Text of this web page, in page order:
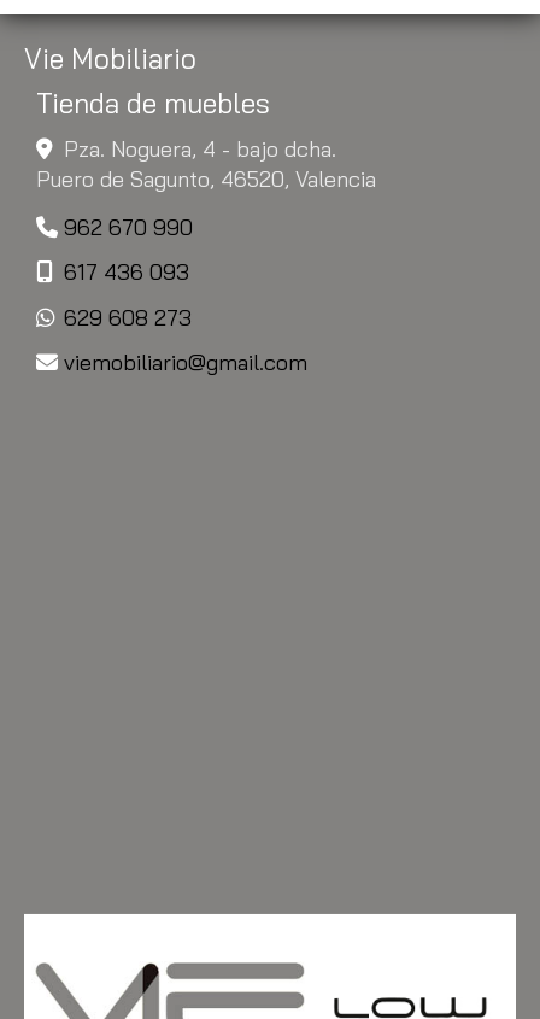
Vie Mobiliario
Tienda de muebles
Pza. Noguera, 4 - bajo dcha.
Puero de Sagunto, 46520, Valencia
962 670 990
617 436 093
629 608 273
viemobiliario
gmail.com